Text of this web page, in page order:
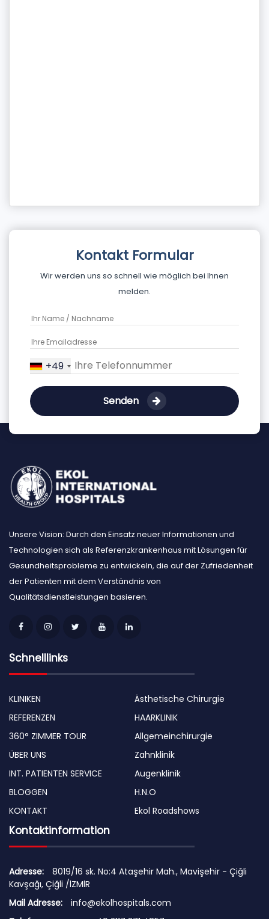
Kontakt Formular
Wir werden uns so schnell wie möglich bei Ihnen
melden.
+49
Senden
Unsere Vision: Durch den Einsatz neuer Informationen und
Technologien sich als Referenzkrankenhaus mit Lösungen für
Gesundheitsprobleme zu entwickeln, die auf der Zufriedenheit
der Patienten mit dem Verständnis von
Qualitätsdienstleistungen basieren.
Schnelllinks
KLINIKEN
REFERENZEN
360° ZIMMER TOUR
ÜBER UNS
INT. PATIENTEN SERVICE
BLOGGEN
KONTAKT
Ästhetische Chirurgie
HAARKLINIK
Allgemeinchirurgie
Zahnklinik
Augenklinik
H.N.O
Ekol Roadshows
Kontaktinformation
Adresse:
8019/16 sk. No:4 Ataşehir Mah., Mavişehir - Çiğli
Kavşağı, Çiğli /İZMİR
Mail Adresse:
info@ekolhospitals.com